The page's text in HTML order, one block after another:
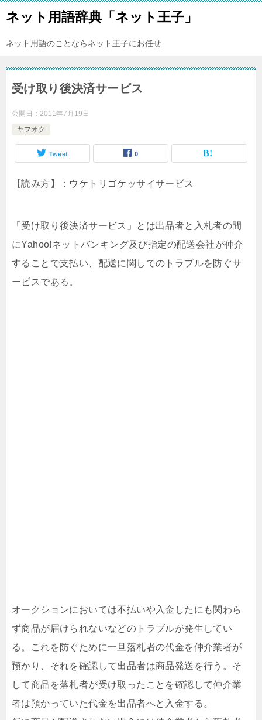
ネット用語辞典「ネット王子」
ネット用語のことならネット王子にお任せ
受け取り後決済サービス
公開日： 2011年7月19日
ヤフオク
Tweet 0
【読み方】：ウケトリゴケッサイサービス
「受け取り後決済サービス」とは出品者と入札者の間
にYahoo!ネットバンキング及び指定の配送会社が仲介
することで支払い、配送に関してのトラブルを防ぐサ
ービスである。
オークションにおいては不払いや入金したにも関わら
ず商品が届けられないなどのトラブルが発生してい
る。これを防ぐために一旦落札者の代金を仲介業者が
預かり、それを確認して出品者は商品発送を行う。そ
して商品を落札者が受け取ったことを確認して仲介業
者は預かっていた代金を出品者へと入金する。